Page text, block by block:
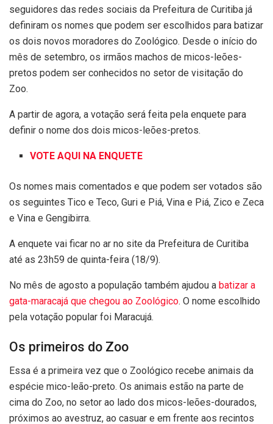
seguidores das redes sociais da Prefeitura de Curitiba já
definiram os nomes que podem ser escolhidos para batizar
os dois novos moradores do Zoológico. Desde o início do
mês de setembro, os irmãos machos de micos-leões-
pretos podem ser conhecidos no setor de visitação do
Zoo.
A partir de agora, a votação será feita pela enquete para
definir o nome dos dois micos-leões-pretos.
VOTE AQUI NA ENQUETE
Os nomes mais comentados e que podem ser votados são
os seguintes Tico e Teco, Guri e Piá, Vina e Piá, Zico e Zeca
e Vina e Gengibirra.
A enquete vai ficar no ar no site da Prefeitura de Curitiba
até as 23h59 de quinta-feira (18/9).
No mês de agosto a população também ajudou a batizar a
gata-maracajá que chegou ao Zoológico. O nome escolhido
pela votação popular foi Maracujá.
Os primeiros do Zoo
Essa é a primeira vez que o Zoológico recebe animais da
espécie mico-leão-preto. Os animais estão na parte de
cima do Zoo, no setor ao lado dos micos-leões-dourados,
próximos ao avestruz, ao casuar e em frente aos recintos